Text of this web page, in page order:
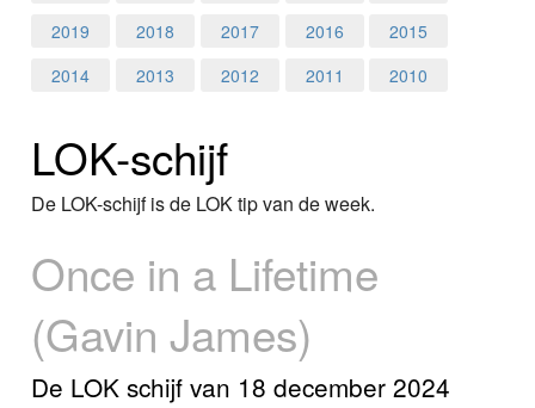
Home
Programma's
Nieuws
Foto's
Video
Webcam
Info
2019
2018 2017 2016
2015
2014
2013 2012 2011 2010
LOK-schijf
De LOK-schijf is de LOK tip van de week.
Once in a Lifetime
(Gavin James)
De LOK schijf van 18 december 2024